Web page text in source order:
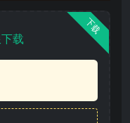
下载
载